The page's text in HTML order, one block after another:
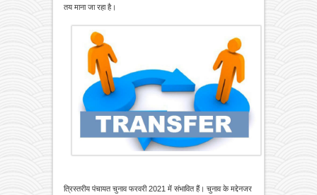
तय माना जा रहा है।
त्रिस्तरीय पंचायत चुनाव फरवरी 2021 में संभावित हैं। चुनाव के मद्देनजर